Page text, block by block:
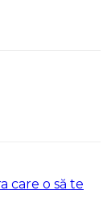
care o să te